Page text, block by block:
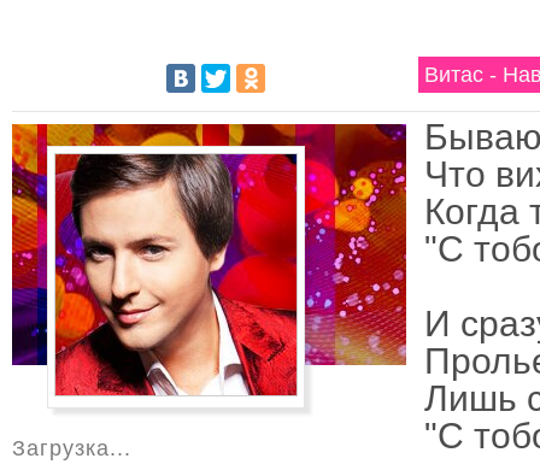
Витас -
Что
Когда
"С
И
Лишь
"С
Загрузка...